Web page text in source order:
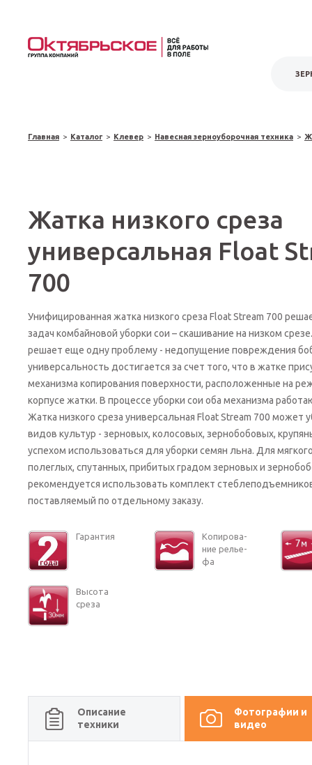
Главная > Каталог > Клевер > Навесная зерноуборочная техника >
Жатка низкого среза
универсальная Float
700
Унифицированная жатка низкого среза Float Stream 700
задач комбайновой уборки сои – скашивание на низком
решает еще одну проблему - недопущение повреждения
универсальность достигается за счет того, что в жатке
механизма копирования поверхности, расположенные на
корпусе жатки. В процессе уборки сои оба механизма
Жатка низкого среза универсальная Float Stream 700 может
видов культур - зерновых, колосовых, зернобобовых,
успехом использоваться для уборки семян льна. Для
полеглых, спутанных, прибитых градом зерновых и
рекомендуется использовать комплект
поставляемый по отдельному заказу.
Га­ран­тия
Ко­пи­ро­ва­
ние ре­лье­
фа
Вы­со­та
среза
Описание
техники
Фотографии и
видео